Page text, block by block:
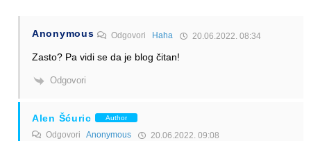
Anonymous Odgovori Haha 20.06.2022. 08:34
Zasto? Pa vidi se da je blog čitan!
Odgovori
Alen Šćuric Author
Odgovori Anonymous 20.06.2022. 09:08